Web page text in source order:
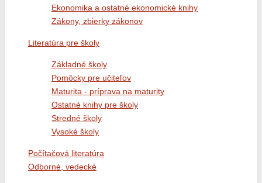
Ekonomika a ostatné ekonomické knihy
Zákony, zbierky zákonov
Literatúra pre školy
Základné školy
Pomôcky pre učiteľov
Maturita - príprava na maturity
Ostatné knihy pre školy
Stredné školy
Vysoké školy
Počítačová literatúra
Odborné, vedecké